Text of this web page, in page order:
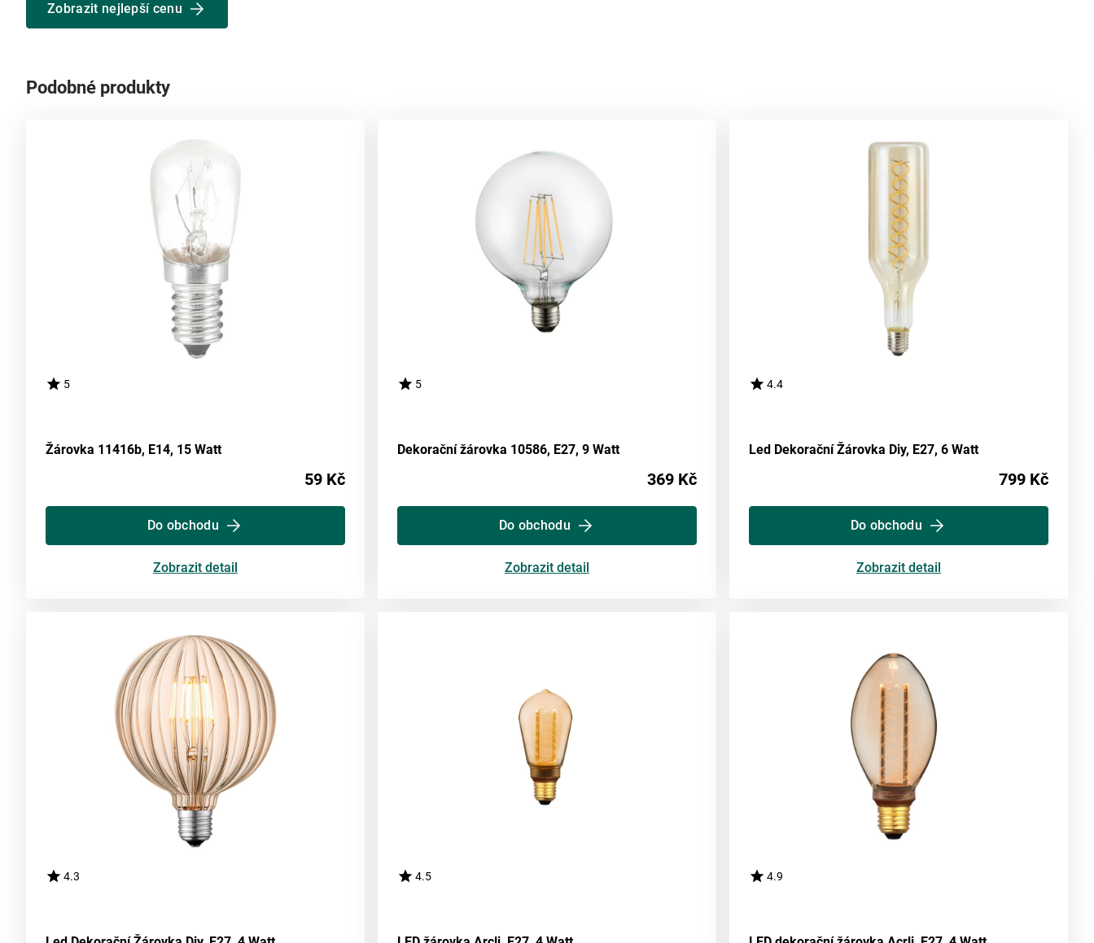
Zobrazit nejlepší cenu
Podobné produkty
5
Žárovka 11416b, E14, 15 Watt
59 Kč
Do obchodu
Zobrazit detail
5
Dekorační žárovka 10586, E27, 9 Watt
369 Kč
Do obchodu
Zobrazit detail
4.4
Led Dekorační Žárovka Diy, E27, 6 Watt
799 Kč
Do obchodu
Zobrazit detail
4.3 4.5 4.9